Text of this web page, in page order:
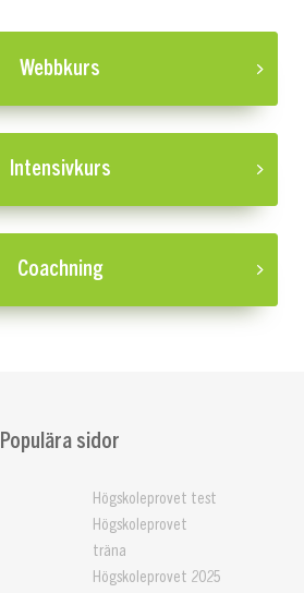
Webbkurs
Intensivkurs
Coachning
Populära sidor
Högskoleprovet test
Högskoleprovet
träna
Högskoleprovet 2025